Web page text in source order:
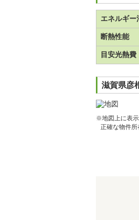
エネルギー
断熱性能
目安光熱費
滋賀県彦
※地図上に表示
正確な物件所